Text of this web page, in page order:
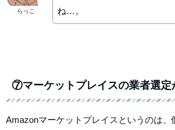
らっこ ね…。
⑦マーケットプレイスの業者選定
Amazonマーケットプレイスというのは